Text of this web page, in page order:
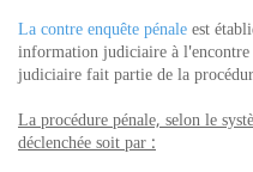
La contre enquête pénaleest
information judiciaire à
judiciaire fait partie de la
La procédure pénale, selon le
déclenchée soit par :